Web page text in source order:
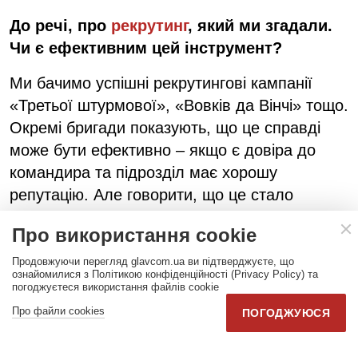
До речі, про рекрутинг, який ми згадали.
Чи є ефективним цей інструмент?
Ми бачимо успішні рекрутингові кампанії
«Третьої штурмової», «Вовків да Вінчі» тощо.
Окремі бригади показують, що це справді
може бути ефективно – якщо є довіра до
командира та підрозділ має хорошу
репутацію. Але говорити, що це стало
війська на загальнонаціональному рівні,
зарано.
Досвіду кількох бригад, які самостійно
запустили рекрутинг, іще замало. Це треба
Про використання cookie
Продовжуючи перегляд glavcom.ua ви підтверджуєте, що
ознайомилися з Політикою конфіденційності (Privacy Policy) та
погоджуєтеся використання файлів cookie
Про файли cookies
ПОГОДЖУЮСЯ